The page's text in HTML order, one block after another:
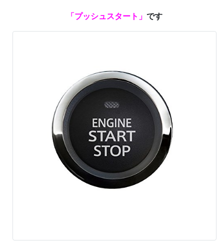
「プッシュスタート」 です